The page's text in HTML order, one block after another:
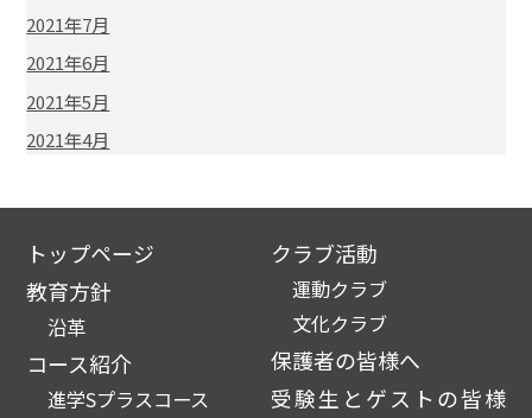
2021年7月
2021年6月
2021年5月
2021年4月
トップページ
教育方針
沿革
コース紹介
進学Sプラスコース
クラブ活動
運動クラブ
文化クラブ
保護者の皆様へ
受験生とゲストの皆様